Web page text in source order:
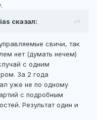
сказал:
свичи, так
нет (думать нечем)
с одним
За 2 года
уже не по одному
с подробным
Результат один и